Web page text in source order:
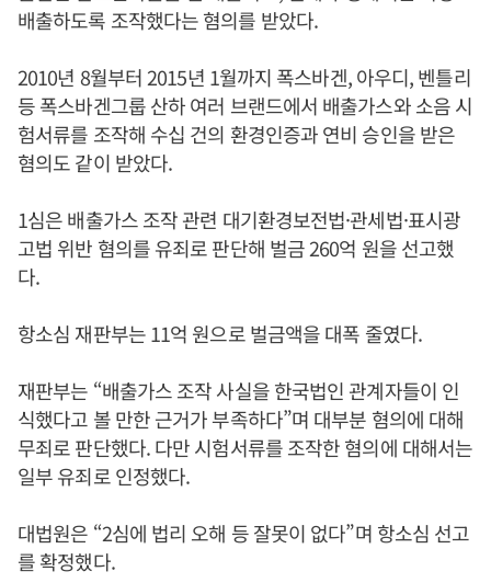
배출하도록 조작했다는 혐의를 받았다.
2010년 8월부터 2015년 1월까지 폭스바겐, 아우디, 벤틀리
등 폭스바겐그룹 산하 여러 브랜드에서 배출가스와 소음 시
험서류를 조작해 수십 건의 환경인증과 연비 승인을 받은
혐의도 같이 받았다.
1심은 배출가스 조작 관련 대기환경보전법·관세법·표시광
고법 위반 혐의를 유죄로 판단해 벌금 260억 원을 선고했
다.
항소심 재판부는 11억 원으로 벌금액을 대폭 줄였다.
재판부는 “배출가스 조작 사실을 한국법인 관계자들이 인
식했다고 볼 만한 근거가 부족하다”며 대부분 혐의에 대해
무죄로 판단했다. 다만 시험서류를 조작한 혐의에 대해서는
일부 유죄로 인정했다.
대법원은 “2심에 법리 오해 등 잘못이 없다”며 항소심 선고
를 확정했다.